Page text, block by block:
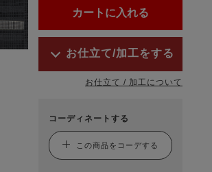
お仕立て/加工をする
お仕立て / 加工について
コーディネートする
この商品をコーデする